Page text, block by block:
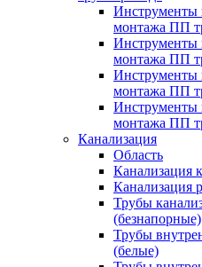
Инструменты
монтажа ПП
Инструменты
монтажа ПП
Инструменты
монтажа ПП
Инструменты
монтажа ПП
Канализация
Область
Канализация
Канализация
Трубы
(безнапорные)
Трубы
(белые)